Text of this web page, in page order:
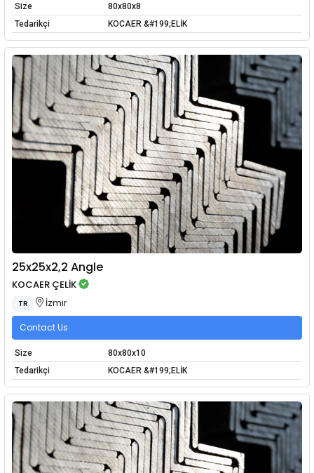
Size
80x80x8
Tedarikçi
KOCAER &#199;ELİK
25x25x2,2 Angle
KOCAER ÇELİK
TR İzmir
Contact Us
Size
80x80x10
Tedarikçi
KOCAER &#199;ELİK